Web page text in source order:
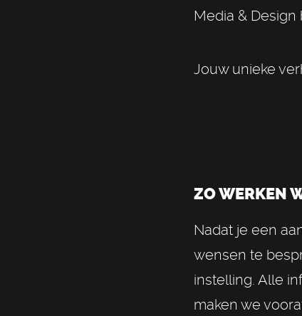
Media &
Jouw unieke
ZO WERKEN
Nadat je een
wensen te
instelling. Alle
maken we